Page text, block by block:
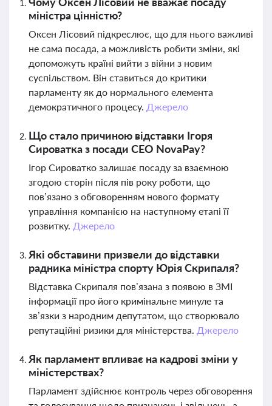
міністра цінністю?
Оксен Лісовий підкреслює, що для нього важливі
не сама посада, а можливість робити зміни, які
допоможуть країні вийти з війни з новим
суспільством. Він ставиться до критики
парламенту як до нормального елемента
демократичного процесу. Джерело
Що стало причиною відставки Ігоря
Сироватка з посади CEO NovaPay?
Ігор Сироватко залишає посаду за взаємною
згодою сторін після пів року роботи, що
пов’язано з обговоренням нового формату
управління компанією на наступному етапі її
розвитку. Джерело
Які обставини призвели до відставки
радника міністра спорту Юрія Скрипаля?
Відставка Скрипаля пов’язана з появою в ЗМІ
інформації про його кримінальне минуле та
зв’язки з народним депутатом, що створювало
репутаційні ризики для міністерства. Джерело
Як парламент впливає на кадрові зміни у
міністерствах?
Парламент здійснює контроль через обговорення